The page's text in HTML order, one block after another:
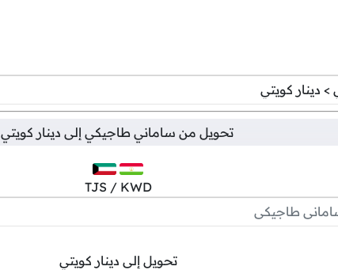
تحويل من ساماني طاجيكي إلى دينار كويتي
TJS / KWD
تحويل إلى دينار كويتي